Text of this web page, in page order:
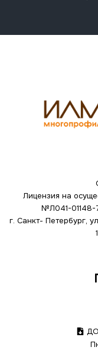
Лицензия на
№Л041-
г. Санкт- Петербург,